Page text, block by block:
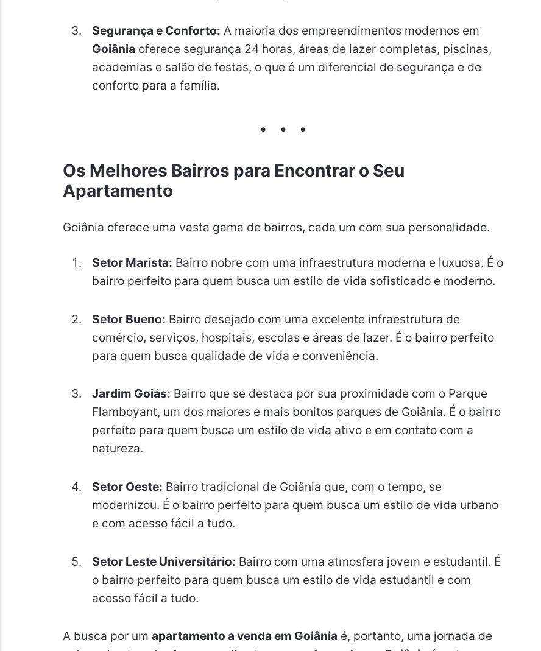
Segurança e Conforto: A maioria dos empreendimentos modernos em
Goiânia oferece segurança 24 horas, áreas de lazer completas, piscinas,
academias e salão de festas, o que é um diferencial de segurança e de
conforto para a família.
Os Melhores Bairros para Encontrar o Seu
Apartamento
Goiânia oferece uma vasta gama de bairros, cada um com sua personalidade.
Setor Marista: Bairro nobre com uma infraestrutura moderna e luxuosa. É o
bairro perfeito para quem busca um estilo de vida sofisticado e moderno.
Setor Bueno: Bairro desejado com uma excelente infraestrutura de
comércio, serviços, hospitais, escolas e áreas de lazer. É o bairro perfeito
para quem busca qualidade de vida e conveniência.
Jardim Goiás: Bairro que se destaca por sua proximidade com o Parque
Flamboyant, um dos maiores e mais bonitos parques de Goiânia. É o bairro
perfeito para quem busca um estilo de vida ativo e em contato com a
natureza.
Setor Oeste: Bairro tradicional de Goiânia que, com o tempo, se
modernizou. É o bairro perfeito para quem busca um estilo de vida urbano
e com acesso fácil a tudo.
Setor Leste Universitário: Bairro com uma atmosfera jovem e estudantil. É
o bairro perfeito para quem busca um estilo de vida estudantil e com
acesso fácil a tudo.
A busca por um apartamento a venda em Goiânia é, portanto, uma jornada de